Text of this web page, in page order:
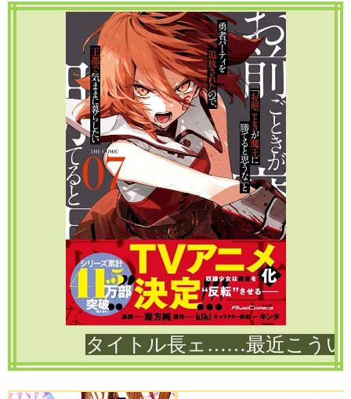
タイトル長ェ……最近こうい